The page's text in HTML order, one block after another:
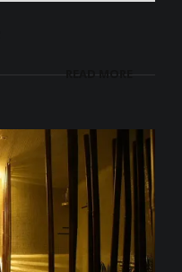
READ MORE